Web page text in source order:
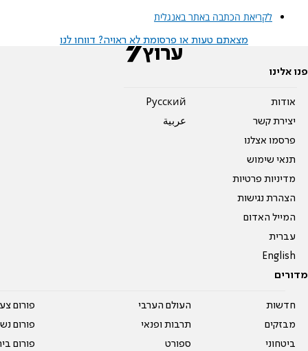
לקריאת הכתבה באתר באנגלית
מצאתם טעות או פרסומת לא ראויה? דווחו לנו
פנו אלינו
אודות
יצירת קשר
פרסמו אצלנו
תנאי שימוש
מדיניות פרטיות
הצהרת נגישות
המייל האדום
עברית
English
Pусский
عربية
מדורים
חדשות
מבזקים
ביטחוני
העולם הערבי
תרבות ופנאי
ספורט
פורום
פורום
פורום